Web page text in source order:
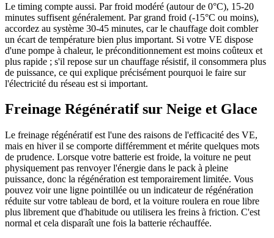
Le timing compte aussi. Par froid modéré (autour de 0°C), 15-20
minutes suffisent généralement. Par grand froid (-15°C ou moins),
accordez au système 30-45 minutes, car le chauffage doit combler
un écart de température bien plus important. Si votre VE dispose
d'une pompe à chaleur, le préconditionnement est moins coûteux et
plus rapide ; s'il repose sur un chauffage résistif, il consommera plus
de puissance, ce qui explique précisément pourquoi le faire sur
l'électricité du réseau est si important.
Freinage Régénératif sur Neige et Glace
Le freinage régénératif est l'une des raisons de l'efficacité des VE,
mais en hiver il se comporte différemment et mérite quelques mots
de prudence. Lorsque votre batterie est froide, la voiture ne peut
physiquement pas renvoyer l'énergie dans le pack à pleine
puissance, donc la régénération est temporairement limitée. Vous
pouvez voir une ligne pointillée ou un indicateur de régénération
réduite sur votre tableau de bord, et la voiture roulera en roue libre
plus librement que d'habitude ou utilisera les freins à friction. C'est
normal et cela disparaît une fois la batterie réchauffée.